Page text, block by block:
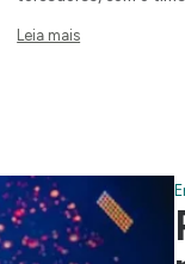
Leia mais